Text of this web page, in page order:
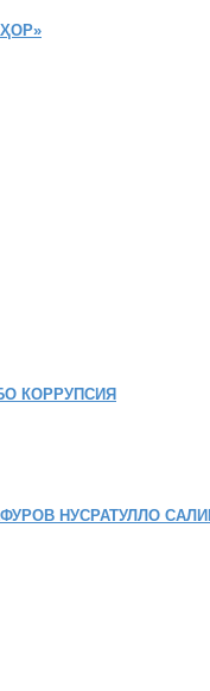
КОРРУПСИЯ
НУСРАТУЛЛО